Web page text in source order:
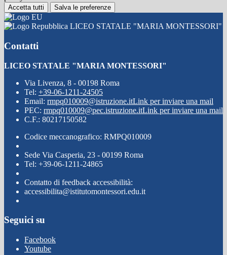
Accetta tutti Salva le preferenze
LICEO STATALE "MARIA MONTESSORI"
Contatti
LICEO STATALE "MARIA MONTESSORI"
Via Livenza, 8 - 00198 Roma
Tel: +39-06-1211-24505
Email: rmpq010009@istruzione.itLink per inviare una mail
PEC: rmpq010009@pec.istruzione.itLink per inviare una mail
C.F.: 80217150582
Codice meccanografico: RMPQ010009
Sede Via Casperia, 23 - 00199 Roma
Tel: +39-06-1211-24865
Contatto di feedback accessibilità:
accessibilita@istitutomontessori.edu.it
Seguici su
Facebook
Youtube